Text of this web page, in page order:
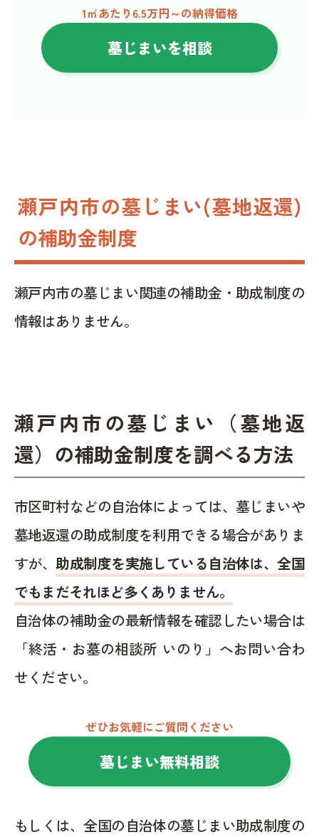
1㎡あたり6.5万円～の納得価格
墓じまいを相談
瀬戸内市の墓じまい(墓地返還)
の補助金制度
瀬戸内市の墓じまい関連の補助金・助成制度の
情報はありません。
瀬戸内市の墓じまい（墓地返
還）の補助金制度を調べる方法
市区町村などの自治体によっては、墓じまいや
墓地返還の助成制度を利用できる場合がありま
すが、助成制度を実施している自治体は、全国
でもまだそれほど多くありません。
自治体の補助金の最新情報を確認したい場合は
「終活・お墓の相談所 いのり」へお問い合わ
せください。
ぜひお気軽にご質問ください
墓じまい無料相談
もしくは、全国の自治体の墓じまい助成制度の